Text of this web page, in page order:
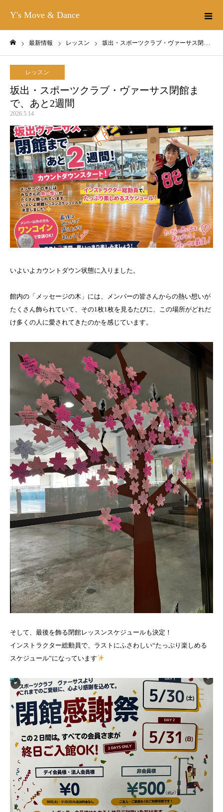
Y's Move & Dance
最新情報 レッスン 坂出・スポーツクラブ・ヴァーサス閉館まで、あと2週間
レッスン
坂出・スポーツクラブ・ヴァーサス閉館ま
で、あと2週間
2026.5.14
いよいよカウントダウン状態に入りました。
館内の「メッセージの木」には、メンバーの皆さんからの熱い想いが
たくさん飾られていて、その1枚1枚を見るたびに、この場所がどれだ
け多くの人に愛されてきたのかを感じています。
そして、最後を飾る閉館レッスンスケジュールも決定！
インストラクター総動員で、ラストにふさわしい“たっぷり楽しめる
スケジュール”になっています